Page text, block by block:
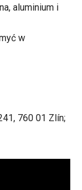
aluminium i
w
760 01 Zlín;